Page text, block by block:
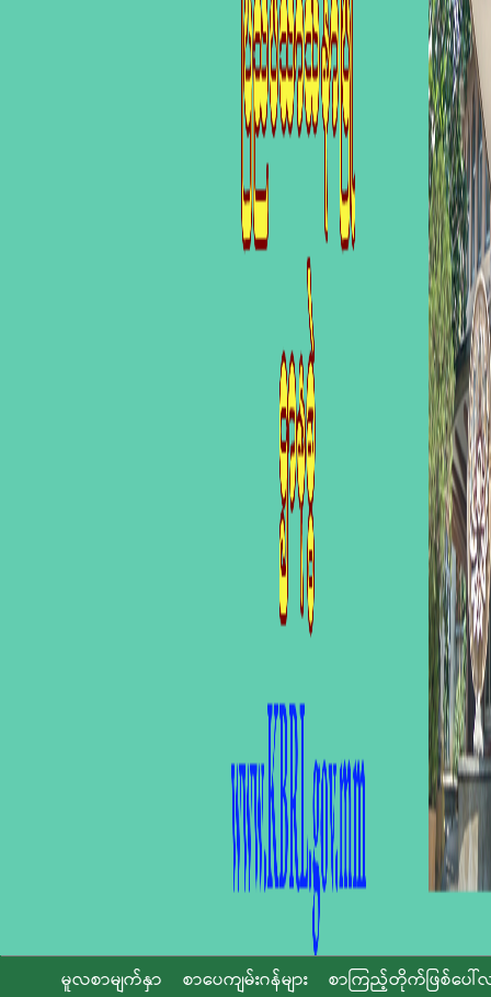
မူလစာမျက်နှာ စာပေကျမ်းဂန်များ
စာကြည့်တိုက်ဖြစ်ပေါ်